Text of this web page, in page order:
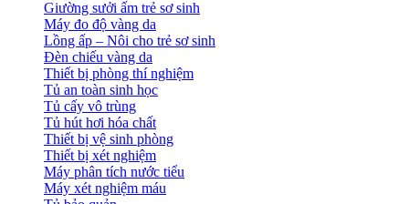
Giường sưởi ấm trẻ sơ sinh
Máy đo độ vàng da
Lồng ấp – Nôi cho trẻ sơ sinh
Đèn chiếu vàng da
Thiết bị phòng thí nghiệm
Tủ an toàn sinh học
Tủ cấy vô trùng
Tủ hút hơi hóa chất
Thiết bị vệ sinh phòng
Thiết bị xét nghiệm
Máy phân tích nước tiểu
Máy xét nghiệm máu